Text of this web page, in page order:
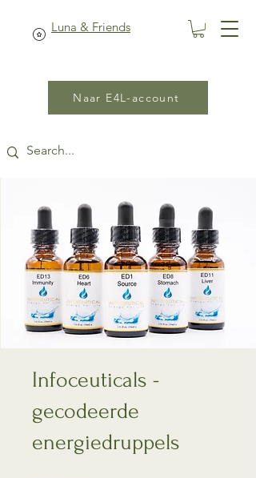
Luna & Friends
Naar E4L-account
Infoceuticals -
gecodeerde
energiedruppels